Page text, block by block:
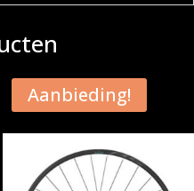
Aanbieding!